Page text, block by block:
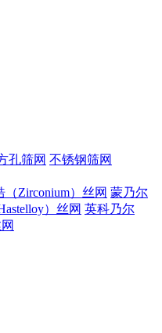
孔筛网 不锈钢筛网
（Zirconium）丝网 蒙乃尔
）丝网 英科乃尔